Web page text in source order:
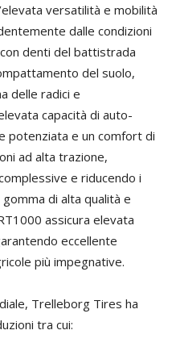
versatilità e mobilità
dalle condizioni
denti del battistrada
del suolo,
delle radici e
capacità di auto-
potenziata e un comfort di
ad alta trazione,
e riducendo i
di alta qualità e
assicura elevata
eccellente
più impegnative.
Trelleborg Tires ha
tra cui: